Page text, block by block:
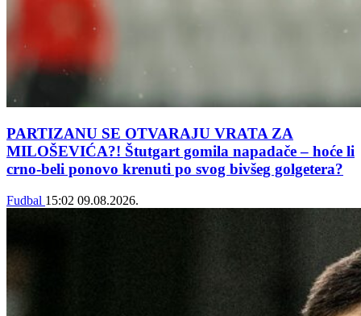
PARTIZANU SE OTVARAJU VRATA ZA
MILOŠEVIĆA?! Štutgart gomila napadače – hoće li
crno-beli ponovo krenuti po svog bivšeg golgetera?
Fudbal 15:02 09.08.2026.